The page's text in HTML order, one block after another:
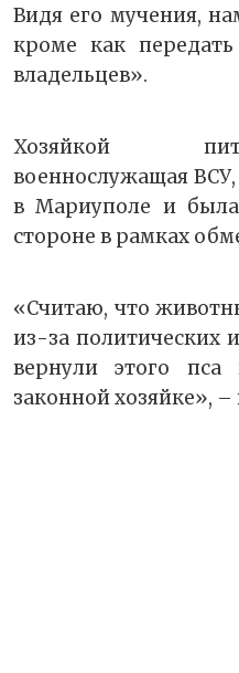
Видя его мучения,
кроме как
владельцев».
Хозяйкой
военнослужащая ВСУ,
в Мариуполе и
стороне в рамках
«Считаю, что
из-за политических
вернули этого
законной хозяйке»,